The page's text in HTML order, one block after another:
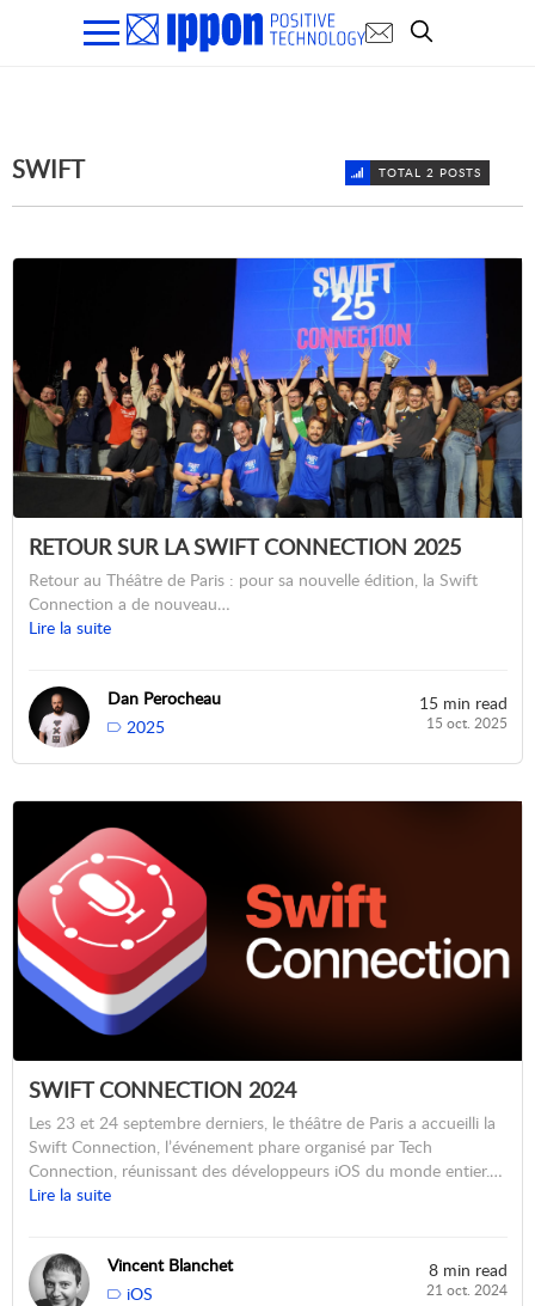
SWIFT TOTAL 2 POSTS
RETOUR SUR LA SWIFT CONNECTION 2025
Retour au Théâtre de Paris : pour sa nouvelle édition, la Swift
Connection a de nouveau…
Lire la suite
Dan Perocheau
2025
15 min read
15 oct. 2025
SWIFT CONNECTION 2024
Les 23 et 24 septembre derniers, le théâtre de Paris a accueilli la
Swift Connection, l’événement phare organisé par Tech
Connection, réunissant des développeurs iOS du monde entier.…
Lire la suite
Vincent Blanchet
iOS
8 min read
21 oct. 2024